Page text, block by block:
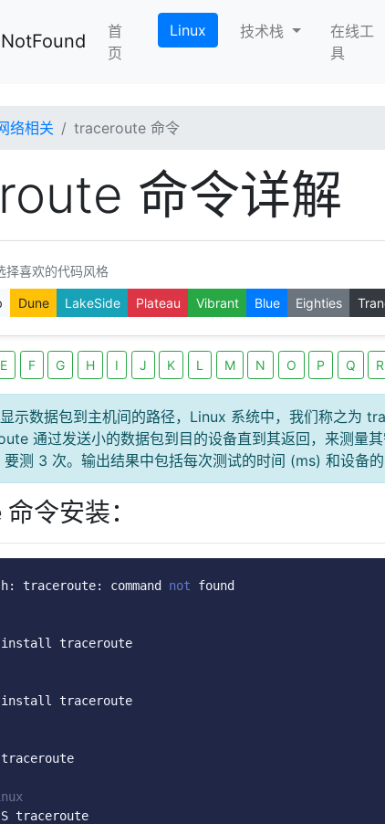
首
页 (current)
Linux 技术栈
在线工
具
络相关 traceroute 命令
命令详解
择喜欢的代码风格
Dune LakeSide Plateau Vibrant Blue Eighties
E F G H I J K L M N O P Q R
示数据包到主机间的路径，Linux 系统中，我们称之为
通过发送小的数据包到目的设备直到其返回，来测量
测 3 次。输出结果中包括每次测试的时间 (ms) 和设备的
令安装：
: traceroute: command not found
install traceroute
install traceroute
traceroute
S traceroute